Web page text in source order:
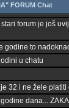
FORUM Chat
forum je još
godine to
u chatu
32 i ne žele platiti
dana...